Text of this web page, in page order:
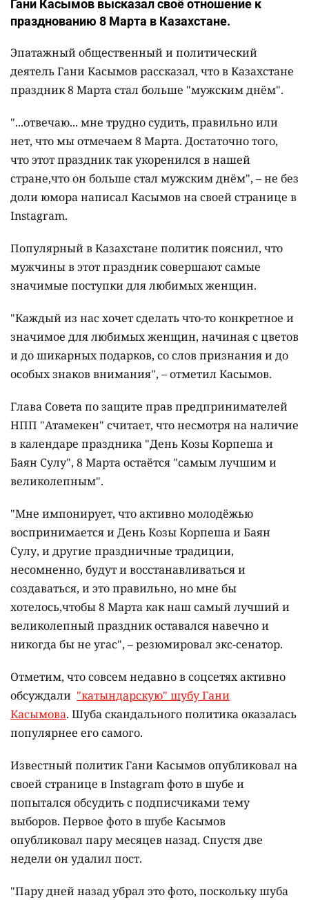
Гани Касымов высказал своё отношение к
празднованию 8 Марта в Казахстане.
Эпатажный общественный и политический
деятель Гани Касымов рассказал, что в Казахстане
праздник 8 Марта стал больше "мужским днём".
"...отвечаю... мне трудно судить, правильно или
нет, что мы отмечаем 8 Марта. Достаточно того,
что этот праздник так укоренился в нашей
стране,что он больше стал мужским днём", – не без
доли юмора написал Касымов на своей странице в
Instagram.
Популярный в Казахстане политик пояснил, что
мужчины в этот праздник совершают самые
значимые поступки для любимых женщин.
"Каждый из нас хочет сделать что-то конкретное и
значимое для любимых женщин, начиная с цветов
и до шикарных подарков, со слов признания и до
особых знаков внимания", – отметил Касымов.
Глава Совета по защите прав предпринимателей
НПП "Атамекен" считает, что несмотря на наличие
в календаре праздника "День Козы Корпеша и
Баян Сулу", 8 Марта остаётся "самым лучшим и
великолепным".
"Мне импонирует, что активно молодёжью
воспринимается и День Козы Корпеша и Баян
Сулу, и другие праздничные традиции,
несомненно, будут и восстанавливаться и
создаваться, и это правильно, но мне бы
хотелось,чтобы 8 Марта как наш самый лучший и
великолепный праздник оставался навечно и
никогда бы не угас", – резюмировал экс-сенатор.
Отметим, что совсем недавно в соцсетях активно
обсуждали "катындарскую" шубу Гани
Касымова. Шуба скандального политика оказалась
популярнее его самого.
Известный политик Гани Касымов опубликовал на
своей странице в Instagram фото в шубе и
попытался обсудить с подписчиками тему
выборов. Первое фото в шубе Касымов
опубликовал пару месяцев назад. Спустя две
недели он удалил пост.
"Пару дней назад убрал это фото, поскольку шуба